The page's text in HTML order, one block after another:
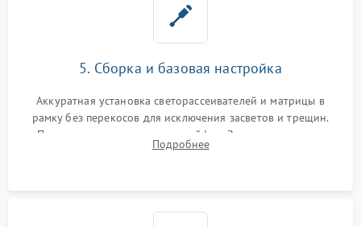
5. Сборка и базовая настройка
Аккуратная установка светорассеивателей и матрицы в
рамку без перекосов для исключения засветов и трещин.
Подключение внутренних шлейфов. Закрытие корпуса.
Сброс настроек и обновление программного обеспечения.
Подробнее